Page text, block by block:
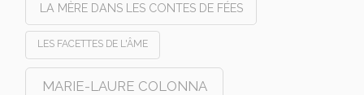
LA MÈRE DANS LES CONTES DE FÉES
LES FACETTES DE L'ÂME
MARIE-LAURE COLONNA